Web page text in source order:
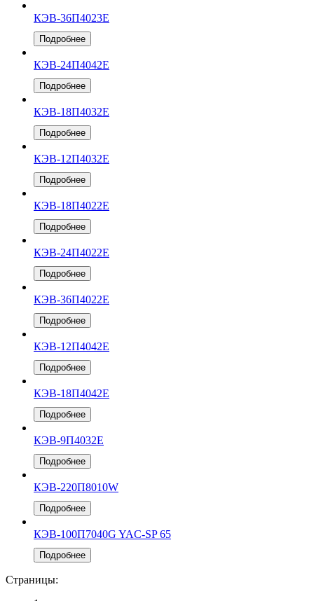
КЭВ-36П4023Е
Подробнее
КЭВ-24П4042Е
Подробнее
КЭВ-18П4032Е
Подробнее
КЭВ-12П4032Е
Подробнее
КЭВ-18П4022Е
Подробнее
КЭВ-24П4022Е
Подробнее
КЭВ-36П4022Е
Подробнее
КЭВ-12П4042Е
Подробнее
КЭВ-18П4042Е
Подробнее
КЭВ-9П4032Е
Подробнее
КЭВ-220П8010W
Подробнее
КЭВ-100П7040G YAC-SP 65
Подробнее
Страницы: